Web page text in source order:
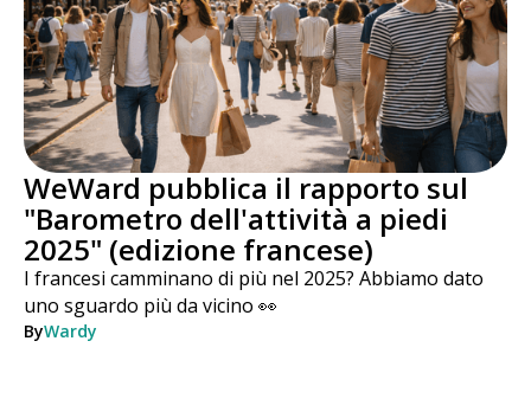
WeWard pubblica il rapporto sul
"Barometro dell'attività a piedi
2025" (edizione francese)
I francesi camminano di più nel 2025? Abbiamo dato
uno sguardo più da vicino 👀
ByWardy